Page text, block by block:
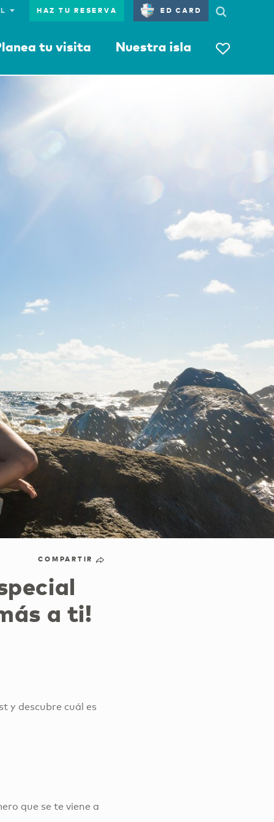
HAZ TU RESERVA ED CARD
tu visita Nuestra isla
COMPARTIR
a ti!
y descubre cuál es
que se te viene a